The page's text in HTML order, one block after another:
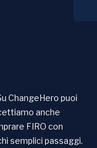
ChangeHero puoi
anche
FIRO con
semplici passaggi.